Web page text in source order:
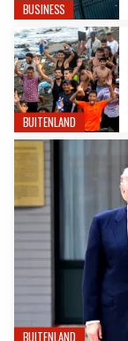
BUSINESS
BUITENLAND
BUITENLAND